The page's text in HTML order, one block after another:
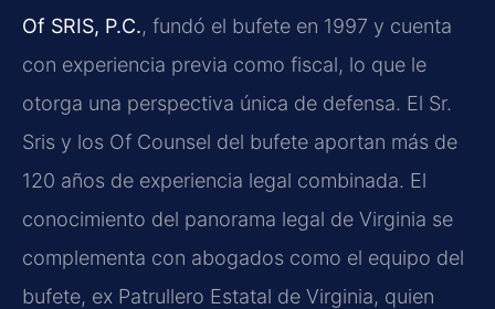
Of SRIS, P.C., fundó el bufete en 1997 y cuenta
con experiencia previa como fiscal, lo que le
otorga una perspectiva única de defensa. El Sr.
Sris y los Of Counsel del bufete aportan más de
120 años de experiencia legal combinada. El
conocimiento del panorama legal de Virginia se
complementa con abogados como el equipo del
bufete, ex Patrullero Estatal de Virginia, quien